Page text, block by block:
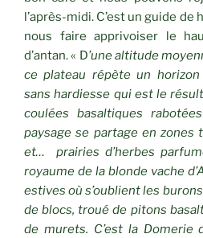
l’après-midi. C’est un guide
nous faire apprivoiser le
d’antan. « D’une altitude
ce plateau répète un
sans hardiesse qui est le
coulées basaltiques
paysage se partage en zones
et… prairies d’herbes
royaume de la blonde vache
estives où s’oublient les
de blocs, troué de pitons
de murets. C’est la Domerie